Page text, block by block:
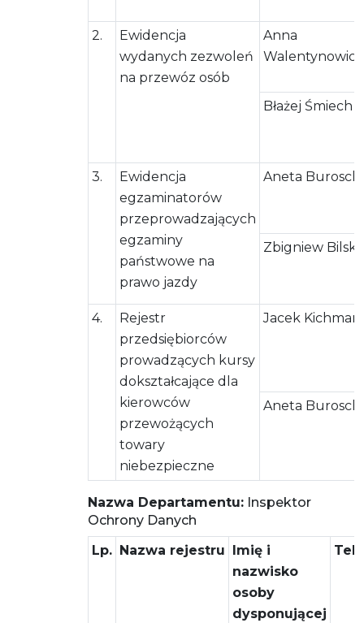
2.
Ewidencja
wydanych zezwoleń
na przewóz osób
Anna
Walentynowicz
Błażej Śmiech
3.
Ewidencja
egzaminatorów
przeprowadzających
egzaminy
państwowe na
prawo jazdy
Aneta Burosch
Zbigniew Bilski
4.
Rejestr
przedsiębiorców
prowadzących kursy
dokształcające dla
kierowców
przewożących
towary
niebezpieczne
Jacek Kichman
Aneta Burosch
Nazwa Departamentu: Inspektor
Ochrony Danych
Lp. Nazwa rejestru Imię i
nazwisko
osoby
dysponującej